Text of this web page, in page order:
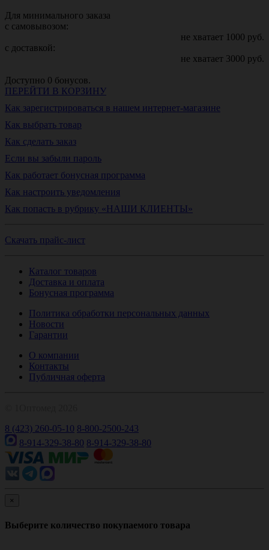
Для минимального заказа
с самовывозом:
не хватает 1000 руб.
с доставкой:
не хватает 3000 руб.
Доступно 0 бонусов.
ПЕРЕЙТИ В КОРЗИНУ
Как зарегистрироваться в нашем интернет-магазине
Как выбрать товар
Как сделать заказ
Если вы забыли пароль
Как работает бонусная программа
Как настроить уведомления
Как попасть в рубрику «НАШИ КЛИЕНТЫ»
Скачать прайс-лист
Каталог товаров
Доставка и оплата
Бонусная программа
Политика обработки персональных данных
Новости
Гарантии
О компании
Контакты
Публичная оферта
8 (423) 260-05-10 8-800-2500-243
8-914-329-38-80 8-914-329-38-80
×
Выберите количество покупаемого товара